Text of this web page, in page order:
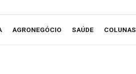
AGRONEGÓCIO SAÚDE COLUNAS